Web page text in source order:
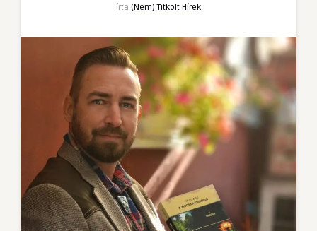
Írta (Nem) Titkolt Hírek